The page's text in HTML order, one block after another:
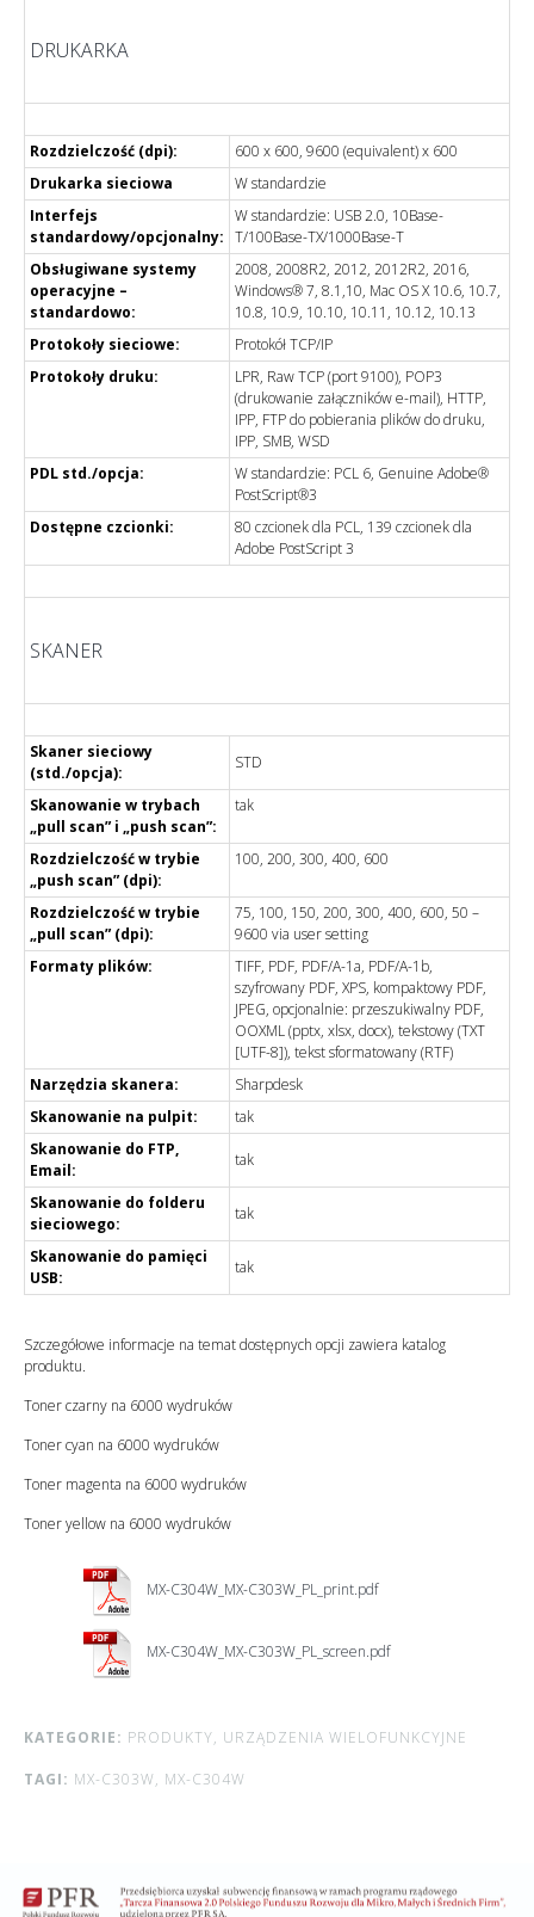
DRUKARKA
Rozdzielczość (dpi):
600 x 600, 9600 (equivalent) x 600
Drukarka sieciowa
W standardzie
Interfejs
standardowy/opcjonalny:
W standardzie: USB 2.0, 10Base-
T/100Base-TX/1000Base-T
Obsługiwane systemy
operacyjne –
standardowo:
2008, 2008R2, 2012, 2012R2, 2016,
Windows® 7, 8.1,10, Mac OS X 10.6, 10.7,
10.8, 10.9, 10.10, 10.11, 10.12, 10.13
Protokoły sieciowe:
Protokół TCP/IP
Protokoły druku:
LPR, Raw TCP (port 9100), POP3
(drukowanie załączników e-mail), HTTP,
IPP, FTP do pobierania plików do druku,
IPP, SMB, WSD
PDL std./opcja:
W standardzie: PCL 6, Genuine Adobe®
PostScript®3
Dostępne czcionki:
80 czcionek dla PCL, 139 czcionek dla
Adobe PostScript 3
SKANER
Skaner sieciowy
(std./opcja):
STD
Skanowanie w trybach
„pull scan” i „push scan”:
tak
Rozdzielczość w trybie
„push scan” (dpi):
100, 200, 300, 400, 600
Rozdzielczość w trybie
„pull scan” (dpi):
75, 100, 150, 200, 300, 400, 600, 50 –
9600 via user setting
Formaty plików:
TIFF, PDF, PDF/A-1a, PDF/A-1b,
szyfrowany PDF, XPS, kompaktowy PDF,
JPEG, opcjonalnie: przeszukiwalny PDF,
OOXML (pptx, xlsx, docx), tekstowy (TXT
[UTF-8]), tekst sformatowany (RTF)
Narzędzia skanera:
Sharpdesk
Skanowanie na pulpit:
tak
Skanowanie do FTP,
Email:
tak
Skanowanie do folderu
sieciowego:
tak
Skanowanie do pamięci
USB:
tak
Szczegółowe informacje na temat dostępnych opcji zawiera katalog
produktu.
Toner czarny na 6000 wydruków
Toner cyan na 6000 wydruków
Toner magenta na 6000 wydruków
Toner yellow na 6000 wydruków
MX-C304W_MX-C303W_PL_print.pdf
MX-C304W_MX-C303W_PL_screen.pdf
KATEGORIE: PRODUKTY, URZĄDZENIA WIELOFUNKCYJNE
TAGI: MX-C303W, MX-C304W